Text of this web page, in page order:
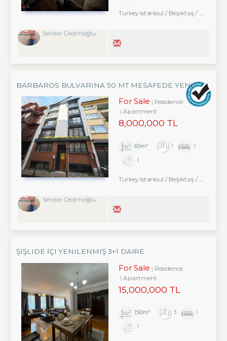
Turkey Istanbul / Beşiktaş/ Abbasağa
Serdar Cedimoğlu
BARBAROS BULVARINA 50 MT MESAFEDE YENI
For Sale
Residence
Apartment
8,000,000 TL
65m² 1
1
1
Turkey Istanbul / Beşiktaş/ Abbasağa
Serdar Cedimoğlu
ŞIŞLIDE İÇI YENILENMIŞ 3+1 DAIRE
For Sale
Residence
Apartment
15,000,000 TL
150m² 3
1
1